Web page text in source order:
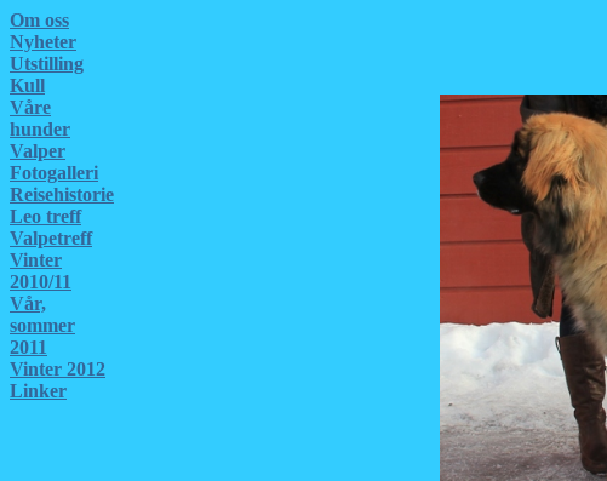
Om oss
Nyheter
Utstilling
Kull
Våre
hunder
Valper
Fotogalleri
Reisehistorie
Leo treff
Valpetreff
Vinter
2010/11
Vår,
sommer
2011
Vinter 2012
Linker